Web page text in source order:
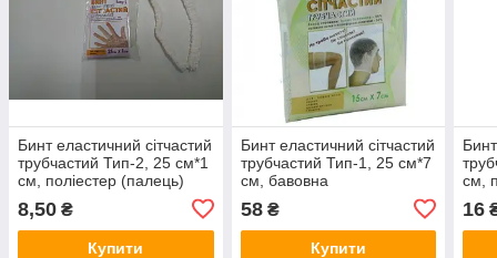
Бинт еластичний сітчастий
трубчастий Тип-2, 25 см*1
см, поліестер (палець)
8,50 ₴
Купити
Бинт еластичний сітчастий
трубчастий Тип-1, 25 см*7
см, бавовна
58₴
Купити
см,
16